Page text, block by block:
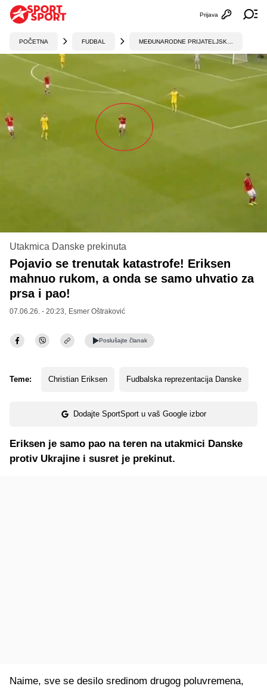
Otvori
Prijava
POČETNA FUDBAL
Utakmica Danske prekinuta
Pojavio se trenutak katastrofe! Eriksen
mahnuo rukom, a onda se samo uhvatio za
prsa i pao!
07.06.26. - 20:23, Esmer Oštraković
Poslušajte članak
Teme: Christian Eriksen Fudbalska reprezentacija Danske
Dodajte SportSport u vaš Google izbor
Eriksen je samo pao na teren na utakmici Danske
protiv Ukrajine i susret je prekinut.
Naime, sve se desilo sredinom drugog poluvremena,